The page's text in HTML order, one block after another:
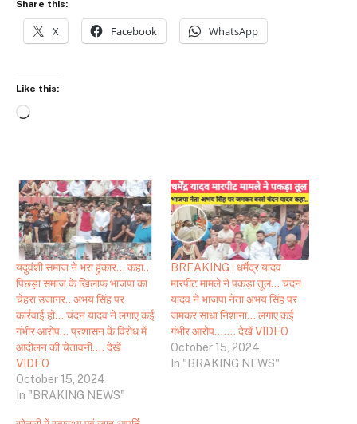
Share this:
X Facebook WhatsApp
Like this:
Loading…
यदुवंशी समाज ने भरा हुंकार… कहा..
पिछड़ा समाज के खिलाफ भाजपा का
चेहरा उजागर.. अभय सिंह पर
कार्रवाई हो… चंदन यादव ने लगाए कई
गंभीर आरोप… प्रशासन के विरोध में
आंदोलन की चेतावनी…. देखें
VIDEO
October 15, 2024
In "BRAKING NEWS"
BREAKING : धर्मेंद्र यादव
मारपीट मामले ने पकड़ा तूल… चंदन
यादव ने भाजपा नेता अभय सिंह पर
जमकर साधा निशाना… लगाए कई
गंभीर आरोप……. देखें VIDEO
October 15, 2024
In "BRAKING NEWS"